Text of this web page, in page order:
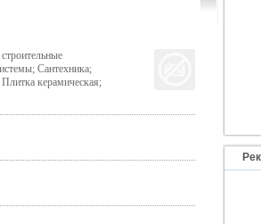
Сантехника;
керамическая;